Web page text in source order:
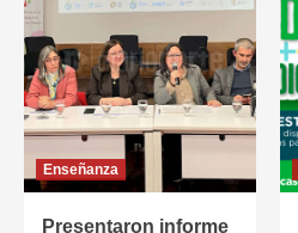
Enseñanza
Presentaron informe